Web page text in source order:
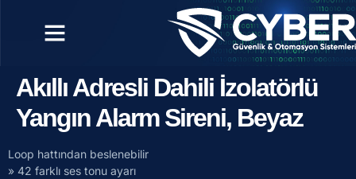
Akıllı Adresli Dahili İzolatörlü
Yangın Alarm Sireni, Beyaz
Loop hattından beslenebilir
» 42 farklı ses tonu ayarı